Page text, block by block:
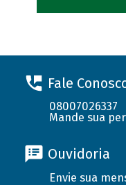
Fale
08007026337
Mande sua
Ouvidoria
Envie sua